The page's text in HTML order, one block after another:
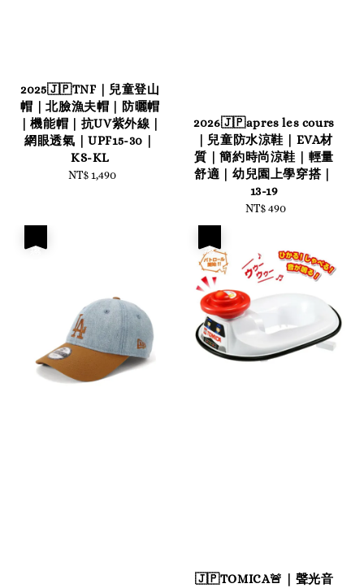
2025🇯🇵TNF｜兒童登山
帽｜北臉漁夫帽｜防曬帽
｜機能帽｜抗UV紫外線｜
網眼透氣｜UPF15-30｜
KS-KL
Regular
NT$ 1,490
2026🇯🇵apres les cours
｜兒童防水涼鞋｜EVA材
質｜簡約時尚涼鞋｜輕量
舒適｜幼兒園上學穿搭｜
13-19
Regular
NT$ 490
🇯🇵TOMICA🚨｜聲光音